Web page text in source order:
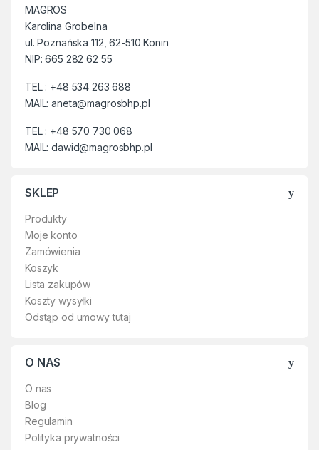
MAGROS
Karolina Grobelna
ul. Poznańska 112, 62-510 Konin
NIP: 665 282 62 55
TEL : +48 534 263 688
MAIL: aneta@magrosbhp.pl
TEL : +48 570 730 068
MAIL: dawid@magrosbhp.pl
SKLEP
Produkty
Moje konto
Zamówienia
Koszyk
Lista zakupów
Koszty wysyłki
Odstąp od umowy tutaj
O NAS
O nas
Blog
Regulamin
Polityka prywatności